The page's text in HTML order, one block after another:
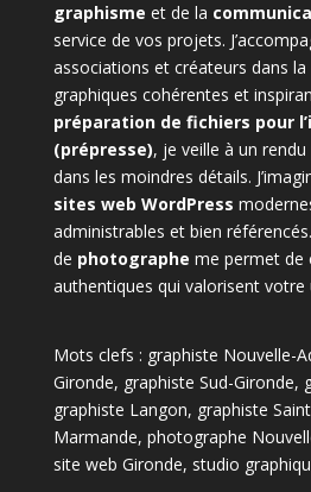
graphisme et de la
service de vos projets.
associations et créateurs dans la
graphiques cohérentes et
préparation de fichiers pour
(prépresse), je veille à un
dans les moindres détails.
sites web WordPress
administrables et bien
de photographe me permet de
authentiques qui valorisent votre
Mots clefs : graphiste Nouvelle-
Gironde, graphiste Sud-Gironde,
graphiste Langon, graphiste
Marmande, photographe
site web Gironde, studio